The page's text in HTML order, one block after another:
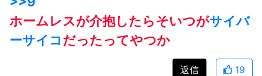
ホームレスが介抱したらそいつがサイバ
ーサイコだったってやつか
返信 19